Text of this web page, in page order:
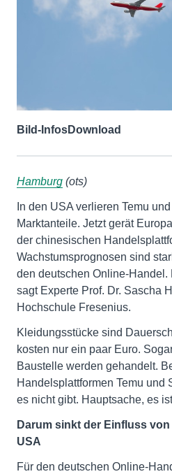
Bild-InfosDownload
Hamburg (ots)
In den USA verlieren Temu
Marktanteile. Jetzt gerät
der chinesischen
Wachstumsprognosen sind
den deutschen Online-Handel.
sagt Experte Prof. Dr. Sascha
Hochschule Fresenius.
Kleidungsstücke sind
kosten nur ein paar Euro.
Baustelle werden gehandelt.
Handelsplattformen Temu und
es nicht gibt. Hauptsache, es
Darum sinkt der Einfluss
USA
Für den deutschen Online-